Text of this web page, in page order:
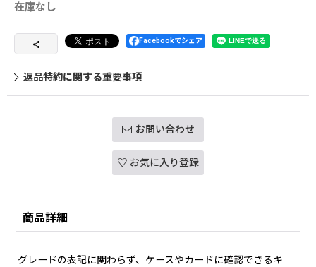
在庫なし
Facebookでシェア
返品特約に関する重要事項
お問い合わせ
お気に入り登録
商品詳細
グレードの表記に関わらず、ケースやカードに確認できるキ